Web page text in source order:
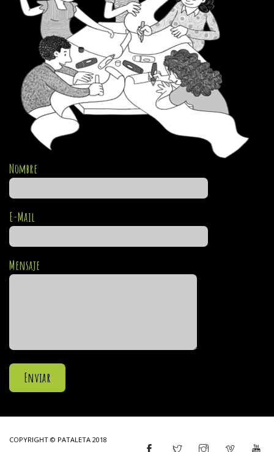
Nombre
E-Mail
Mensaje
COPYRIGHT © PATALETA 2018